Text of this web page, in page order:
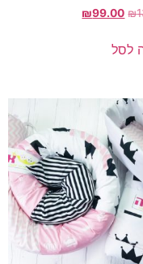
₪ המחיר
היה:
₪99.00
המחיר
לסל